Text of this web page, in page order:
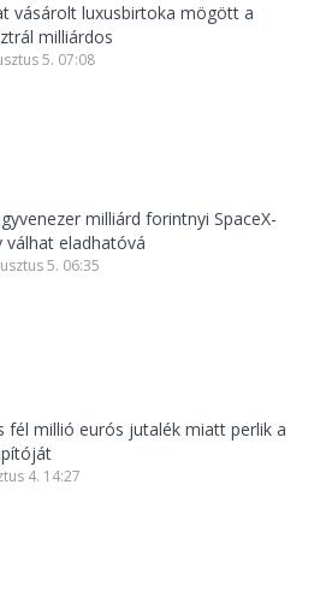
vásárolt luxusbirtoka mögött a
milliárdos
5. 07:08
milliárd forintnyi SpaceX-
válhat eladhatóvá
5. 06:35
fél millió eurós jutalék miatt perlik a
4. 14:27